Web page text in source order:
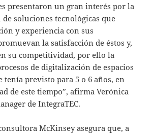
presentaron un gran interés por la
soluciones tecnológicas que
y experiencia con sus
la satisfacción de éstos y,
su competitividad, por ello la
de digitalización de espacios
tenía previsto para 5 o 6 años, en
de este tiempo”, afirma Verónica
de IntegraTEC.
McKinsey asegura que, a